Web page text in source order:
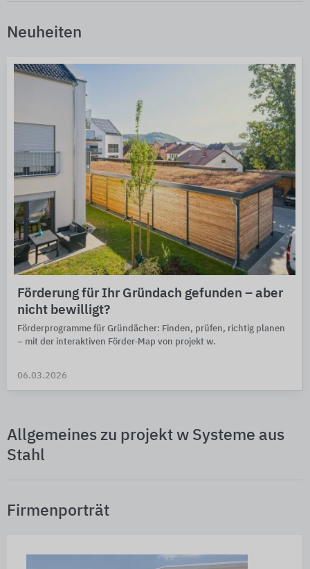
Neuheiten
Förderung für Ihr Gründach gefunden – aber
nicht bewilligt?
Förderprogramme für Gründächer: Finden, prüfen, richtig planen
– mit der interaktiven Förder‑Map von projekt w.
06.03.2026
Allgemeines zu projekt w Systeme aus
Stahl
Firmenporträt